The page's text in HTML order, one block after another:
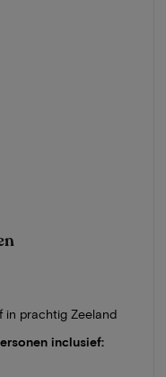
in prachtig Zeeland
inclusief: